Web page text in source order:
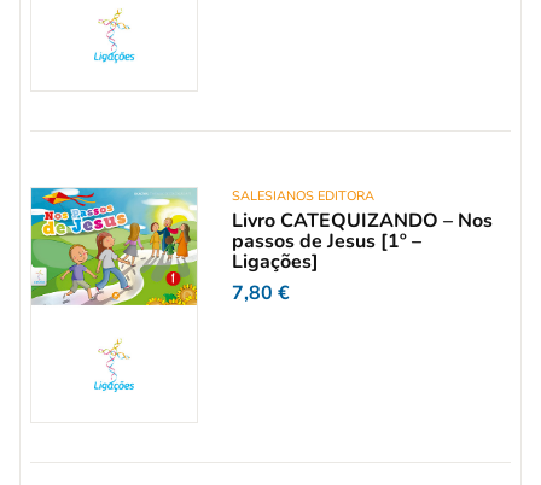
SALESIANOS EDITORA
Livro CATEQUIZANDO – Nos
passos de Jesus [1º –
Ligações]
7,80€